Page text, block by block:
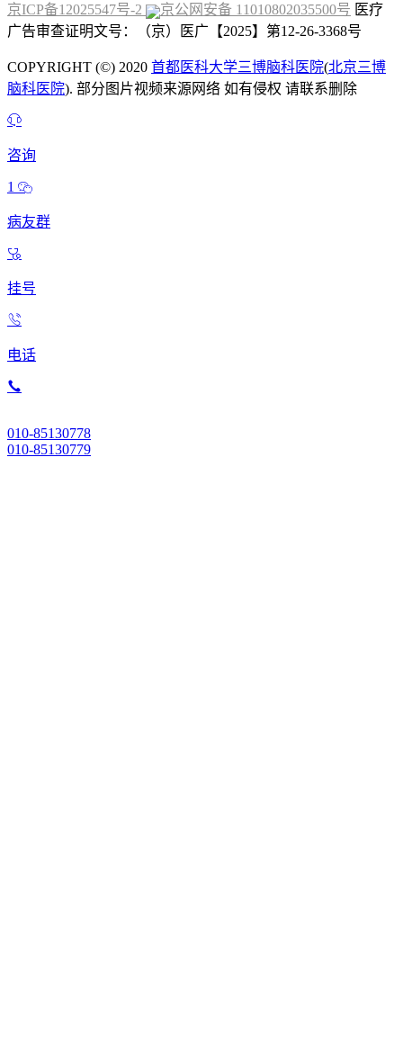
京ICP备12025547号-2 京公网安备 11010802035500号 医疗
广告审查证明文号：（京）医广【2025】第12-26-3368号
COPYRIGHT (©) 2020 首都医科大学三博脑科医院(北京三博
脑科医院). 部分图片视频来源网络 如有侵权 请联系删除
咨询
1
病友群
挂号
电话
010-85130778
010-85130779